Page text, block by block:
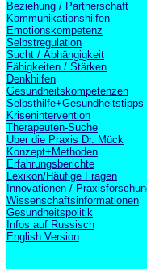
Beziehung / Partnerschaft
Kommunikationshilfen
Emotionskompetenz
Selbstregulation
Sucht / Abhängigkeit
Fähigkeiten / Stärken
Denkhilfen
Gesundheitskompetenzen
Selbsthilfe+Gesundheitstipps
Krisenintervention
Therapeuten-Suche
Über die Praxis Dr. Mück
Konzept+Methoden
Erfahrungsberichte
Lexikon/Häufige Fragen
Innovationen /
Wissenschaftsinformationen
Gesundheitspolitik
Infos auf Russisch
English Version